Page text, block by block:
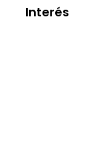
Interés